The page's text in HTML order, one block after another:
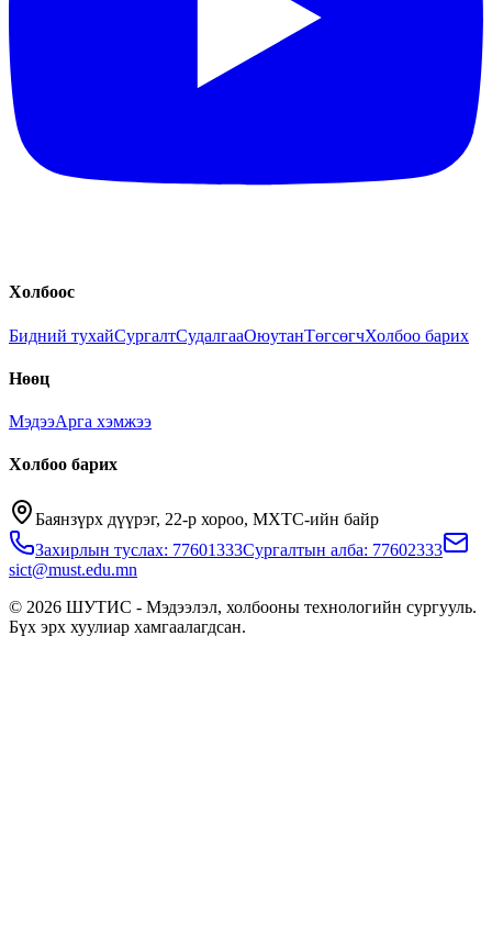
Холбоос
Бидний тухайСургалтСудалгааОюутанТөгсөгчХолбоо барих
Нөөц
МэдээАрга хэмжээ
Холбоо барих
Баянзүрх дүүрэг, 22-р хороо, МХТС-ийн байр
Захирлын туслах: 77601333Сургалтын алба: 77602333
sict@must.edu.mn
© 2026 ШУТИС - Мэдээлэл, холбооны технологийн сургууль.
Бүх эрх хуулиар хамгаалагдсан.